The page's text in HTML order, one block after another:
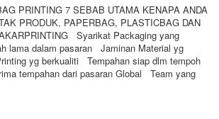
PRINTING 7 SEBAB UTAMA KENAPA ANDA
PRODUK, PAPERBAG, PLASTICBAG DAN
Syarikat Packaging yang
lama dalam pasaran Jaminan Material yg
yg berkualiti Tempahan siap dlm tempoh
tempahan dari pasaran Global Team yang